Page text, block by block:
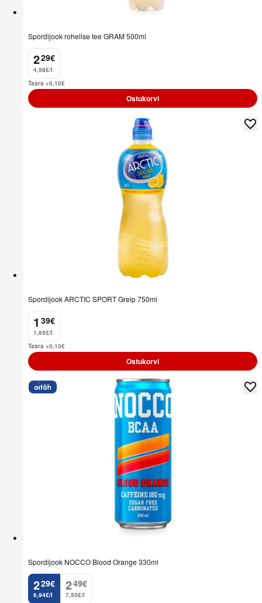
Spordijook rohelise tee GRAM 500ml
2
. 29€
4,58€/l
Taara +0,10€
Ostukorvi
Spordijook ARCTIC SPORT Greip 750ml
1
. 39€
1,85€/l
Taara +0,10€
Ostukorvi
Spordijook NOCCO Blood Orange 330ml
2
. 29€
6,94€/l
2
. 49€
7,55€/l